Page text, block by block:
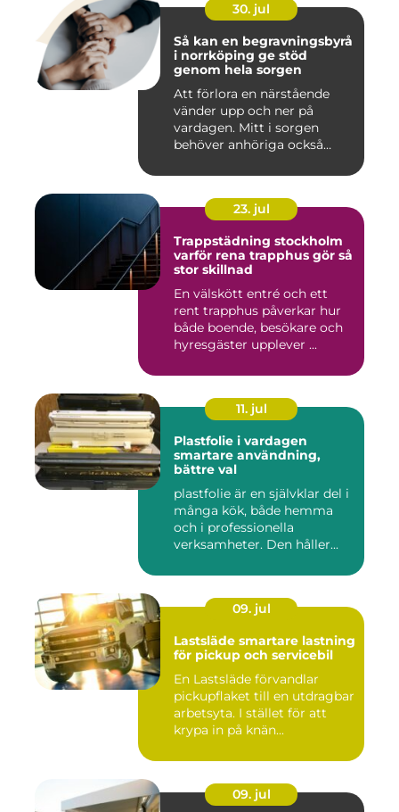
30. jul
Så kan en begravningsbyrå
i norrköping ge stöd
genom hela sorgen
Att förlora en närstående
vänder upp och ner på
vardagen. Mitt i sorgen
behöver anhöriga också
23. jul
Trappstädning stockholm
varför rena trapphus gör så
stor skillnad
En välskött entré och ett
rent trapphus påverkar hur
både boende, besökare och
hyresgäster upplever ...
11. jul
Plastfolie i vardagen
smartare användning,
bättre val
plastfolie är en självklar del i
många kök, både hemma
och i professionella
verksamheter. Den håller...
09. jul
Lastsläde smartare lastning
för pickup och servicebil
En Lastsläde förvandlar
pickupflaket till en utdragbar
arbetsyta. I stället för att
krypa in på knän...
09. jul